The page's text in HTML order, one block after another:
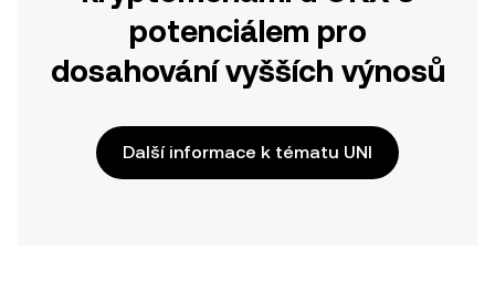
potenciálem pro
dosahování vyšších výnosů
Další informace k tématu UNI